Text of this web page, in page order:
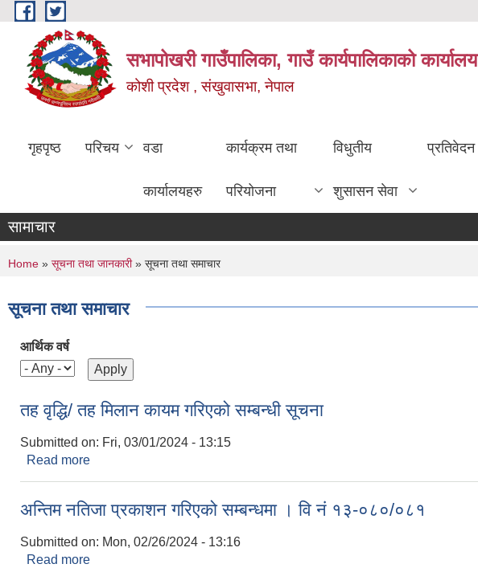
Skip to main content
सभापोखरी गाउँपालिका, गाउँ कार्यपालिकाको कार्यालय
कोशी प्रदेश , संखुवासभा, नेपाल
गृहपृष्ठ परिचय वडा
कार्यालयहरु
कार्यक्रम तथा
परियोजना
विधुतीय
शुसासन सेवा
प्रतिवेदन
सामाचार
You are here
Home » सूचना तथा जानकारी» सूचना तथा समाचार
सूचना तथा समाचार
आर्थिक वर्ष
तह वृद्धि/ तह मिलान कायम गरिएको सम्बन्धी सूचना
Submitted on: Fri, 03/01/2024 - 13:15
Read more
अन्तिम नतिजा प्रकाशन गरिएको सम्बन्धमा । वि नं १३-०८०/०८१
Submitted on: Mon, 02/26/2024 - 13:16
Read more